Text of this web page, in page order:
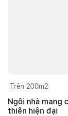
Trên 200m2
Ngôi nhà mang
thiên hiện đại